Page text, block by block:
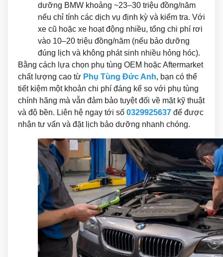
dưỡng BMW khoảng ~23–30 triệu đồng/năm
nếu chỉ tính các dịch vụ định kỳ và kiểm tra. Với
xe cũ hoặc xe hoạt động nhiều, tổng chi phí rơi
vào 10–20 triệu đồng/năm (nếu bảo dưỡng
đúng lịch và không phát sinh nhiều hỏng hóc).
Bằng cách lựa chọn phụ tùng OEM hoặc Aftermarket
chất lượng cao từ Phụ Tùng Đức Anh, bạn có thể
tiết kiệm một khoản chi phí đáng kể so với phụ tùng
chính hãng mà vẫn đảm bảo tuyệt đối về mặt kỹ thuật
và độ bền. Liên hệ ngay tới số 0329925637 để được
nhận tư vấn và đặt lịch bảo dưỡng nhanh chóng.